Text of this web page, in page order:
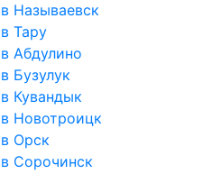
в Называевск
в Тару
в Абдулино
в Бузулук
в Кувандык
в Новотроицк
в Орск
в Сорочинск